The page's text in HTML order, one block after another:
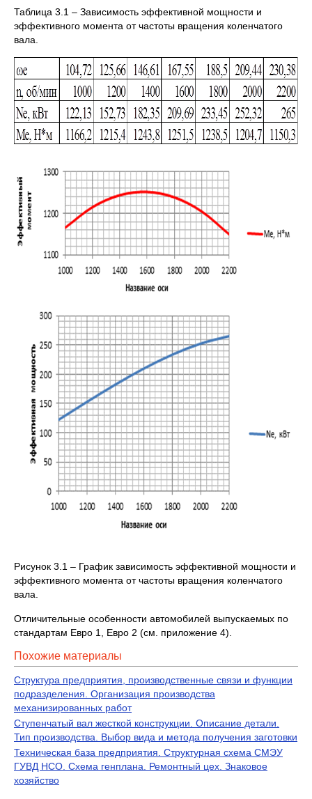
Таблица 3.1 – Зависимость эффективной мощности и
эффективного момента от частоты вращения коленчатого
вала.
Рисунок 3.1 – График зависимость эффективной мощности и
эффективного момента от частоты вращения коленчатого
вала.
Отличительные особенности автомобилей выпускаемых по
стандартам Евро 1, Евро 2 (см. приложение 4).
Похожие материалы
Структура предприятия, производственные связи и функции
подразделения. Организация производства
механизированных работ
Ступенчатый вал жесткой конструкции. Описание детали.
Тип производства. Выбор вида и метода получения заготовки
Техническая база предприятия. Структурная схема СМЭУ
ГУВД НСО. Схема генплана. Ремонтный цех. Знаковое
хозяйство